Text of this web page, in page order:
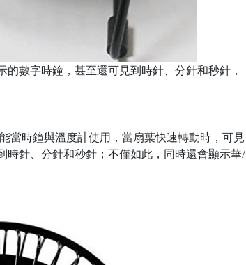
數字時鐘，甚至還可見到時針、分針和秒針，
當時鐘與溫度計使用，當扇葉快速轉動時，可見
時針、分針和秒針；不僅如此，同時還會顯示華/